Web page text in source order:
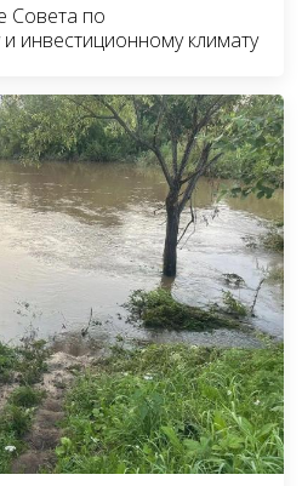
Совета по
инвестиционному климату